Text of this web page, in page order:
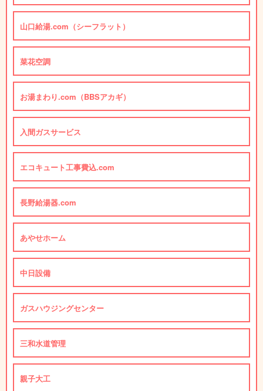
山口給湯.com（シーフラット）
菜花空調
お湯まわり.com（BBSアカギ）
入間ガスサービス
エコキュート工事費込.com
長野給湯器.com
あやせホーム
中日設備
ガスハウジングセンター
三和水道管理
親子大工